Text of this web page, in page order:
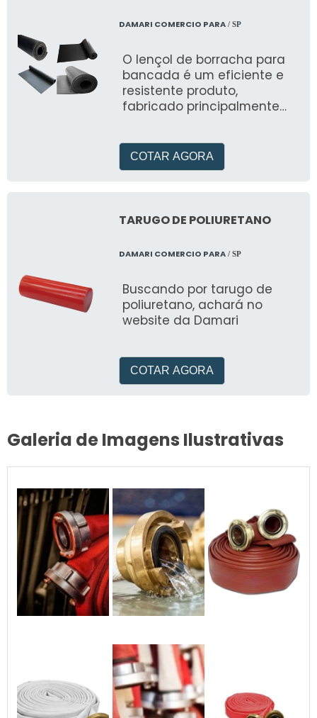
DAMARI COMERCIO PARA/ SP
O lençol de borracha para
bancada é um eficiente e
resistente produto,
fabricado principalmente
o que for mais
COTAR AGORA
TARUGO DE POLIURETANO
DAMARI COMERCIO PARA/ SP
Buscando por tarugo de
poliuretano, achará no
website da Damari
COTAR AGORA
Galeria de Imagens Ilustrativas